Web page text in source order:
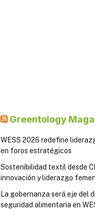
Greentology
WESS 2026 redefine
en foros estratégicos
Sostenibilidad textil desde
innovación y liderazgo
La gobernanza será eje del
seguridad alimentaria en